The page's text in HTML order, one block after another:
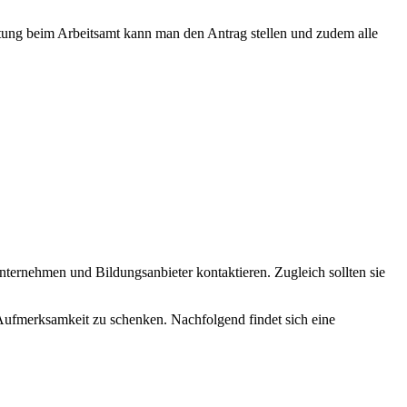
beim Arbeitsamt kann man den Antrag stellen und zudem alle
und Bildungsanbieter kontaktieren. Zugleich sollten sie
zu schenken. Nachfolgend findet sich eine